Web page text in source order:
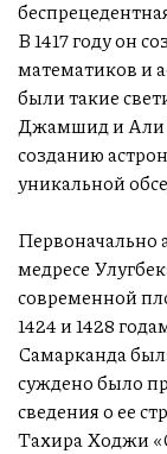
В 1417 году он
математиков и
были такие
Джамшид и Али
созданию
уникальной
Первоначально
медресе
современной
1424 и 1428
Самарканда
суждено было
сведения о ее
Тахира Ходжи